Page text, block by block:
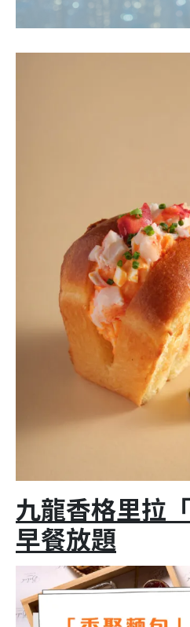
九龍香格里拉
早餐放題